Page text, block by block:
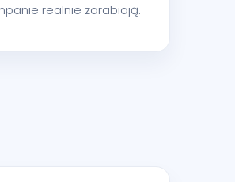
realnie zarabiają.